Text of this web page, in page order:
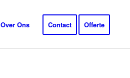
Over Ons Contact Offerte